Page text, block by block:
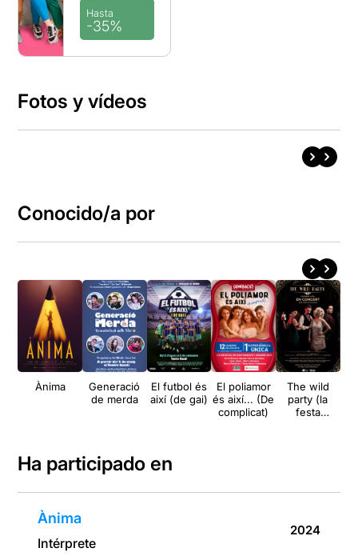
Hasta
-35%
Fotos y vídeos
Conocido/a por
Ànima
Generació
de merda
El futbol és
així (de gai)
El poliamor
és així... (De
complicat)
The wild
party (la
festa
Ha participado en
Ànima
Intérprete
2024